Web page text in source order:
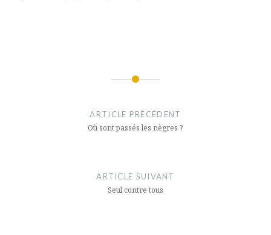
ARTICLE PRÉCÉDENT
Où sont passés les nègres ?
ARTICLE SUIVANT
Seul contre tous